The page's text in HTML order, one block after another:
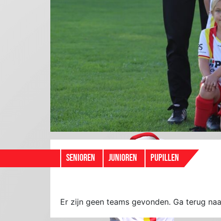
SENIOREN JUNIOREN PUPILLEN
Er zijn geen teams gevonden. Ga terug